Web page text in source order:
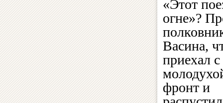
«Этот
огне»?
Васина,
приехал с
фронт и